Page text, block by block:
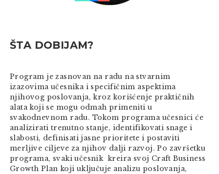
ŠTA DOBIJAM?
Program je zasnovan na radu na stvarnim
izazovima učesnika i specifičnim aspektima
njihovog poslovanja, kroz korišćenje praktičnih
alata koji se mogu odmah primeniti u
svakodnevnom radu. Tokom programa učesnici će
analizirati trenutno stanje, identifikovati snage i
slabosti, definisati jasne prioritete i postaviti
merljive ciljeve za njihov dalji razvoj. Po završetku
programa, svaki učesnik kreira svoj Craft Business
Growth Plan koji uključuje analizu poslovanja,